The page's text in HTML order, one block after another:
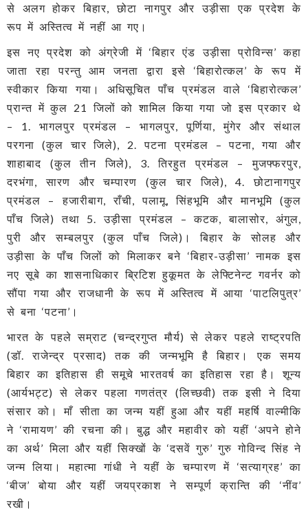
से अलग होकर बिहार, छोटा नागपुर और उड़ीसा एक प्रदेश के
रूप में अस्तित्व में नहीं आ गए।
इस नए प्रदेश को अंग्रेजी में ‘बिहार एंड उड़ीसा प्रोविन्स’ कहा
जाता रहा परन्तु आम जनता द्वारा इसे ‘बिहारोत्कल’ के रूप में
स्वीकार किया गया। अधिसूचित पाँच प्रमंडल वाले ‘बिहारोत्कल’
प्रान्त में कुल 21 जिलों को शामिल किया गया जो इस प्रकार थे
– 1. भागलपुर प्रमंडल – भागलपुर, पूर्णिया, मुंगेर और संथाल
परगना (कुल चार जिले), 2. पटना प्रमंडल – पटना, गया और
शाहाबाद (कुल तीन जिले), 3. तिरहुत प्रमंडल – मुजफ्फरपुर,
दरभंगा, सारण और चम्पारण (कुल चार जिले), 4. छोटानागपुर
प्रमंडल – हजारीबाग, राँची, पलामू, सिंहभूमि और मानभूमि (कुल
पाँच जिले) तथा 5. उड़ीसा प्रमंडल – कटक, बालासोर, अंगुल,
पुरी और सम्बलपुर (कुल पाँच जिले)। बिहार के सोलह और
उड़ीसा के पाँच जिलों को मिलाकर बने ‘बिहार-उड़ीसा’ नामक इस
नए सूबे का शासनाधिकार ब्रिटिश हुकूमत के लेफ्टिनेन्ट गवर्नर को
सौंपा गया और राजधानी के रूप में अस्तित्व में आया ‘पाटलिपुत्र’
से बना ‘पटना’।
भारत के पहले सम्राट (चन्द्रगुप्त मौर्य) से लेकर पहले राष्ट्रपति
(डॉ. राजेन्द्र प्रसाद) तक की जन्मभूमि है बिहार। एक समय
बिहार का इतिहास ही समूचे भारतवर्ष का इतिहास रहा है। शून्य
(आर्यभट्ट) से लेकर पहला गणतंत्र (लिच्छवी) तक इसी ने दिया
संसार को। माँ सीता का जन्म यहीं हुआ और यहीं महर्षि वाल्मीकि
ने ‘रामायण’ की रचना की। बुद्ध और महावीर को यहीं ‘अपने होने
का अर्थ’ मिला और यहीं सिक्खों के ‘दसवें गुरु’ गुरु गोविन्द सिंह ने
जन्म लिया। महात्मा गांधी ने यहीं के चम्पारण में ‘सत्याग्रह’ का
‘बीज’ बोया और यहीं जयप्रकाश ने सम्पूर्ण क्रान्ति की ‘नींव’
रखी।